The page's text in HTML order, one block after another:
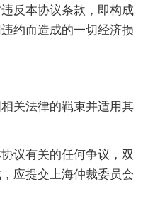
反本协议条款，即构成
约而造成的一切经济损
关法律的羁束并适用其
议有关的任何争议，双
应提交上海仲裁委员会